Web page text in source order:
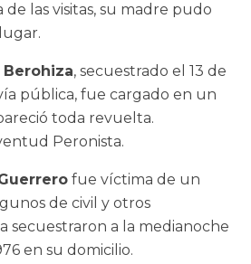
las visitas, su madre pudo
Berohiza, secuestrado el 13 de
pública, fue cargado en un
toda revuelta.
Peronista.
fue víctima de un
de civil y otros
secuestraron a la medianoche
en su domicilio.